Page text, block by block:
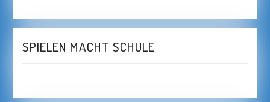
SPIELEN MACHT SCHULE